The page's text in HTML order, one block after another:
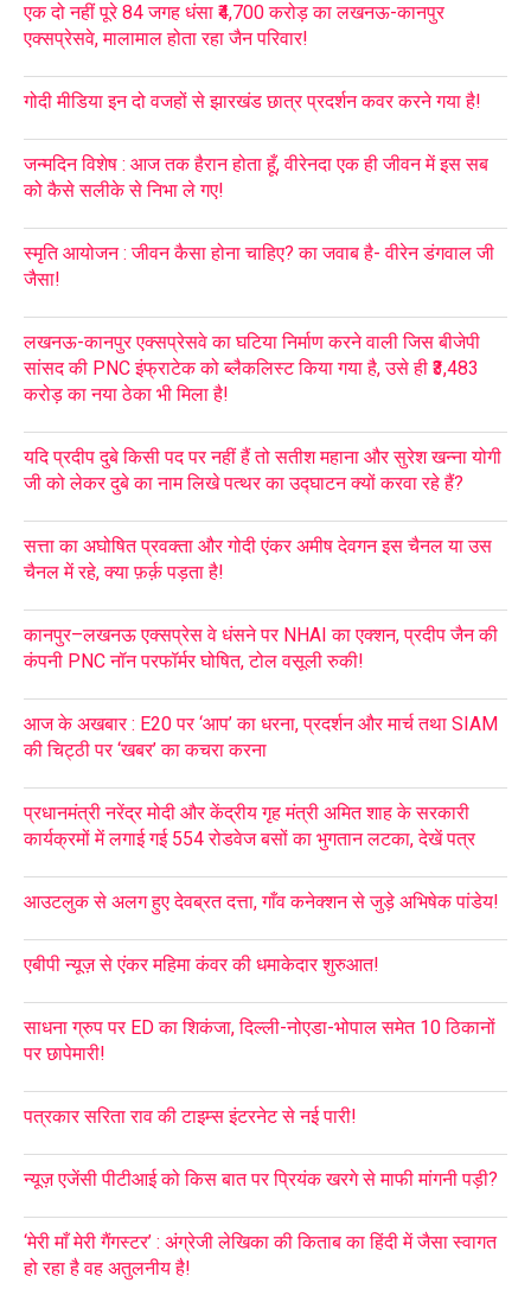
एक दो नहीं पूरे 84 जगह धंसा ₹4,700 करोड़ का लखनऊ-कानपुर
एक्सप्रेसवे, मालामाल होता रहा जैन परिवार!
गोदी मीडिया इन दो वजहों से झारखंड छात्र प्रदर्शन कवर करने गया है!
जन्मदिन विशेष : आज तक हैरान होता हूँ, वीरेनदा एक ही जीवन में इस सब
को कैसे सलीके से निभा ले गए!
स्मृति आयोजन : जीवन कैसा होना चाहिए? का जवाब है- वीरेन डंगवाल जी
जैसा!
लखनऊ-कानपुर एक्सप्रेसवे का घटिया निर्माण करने वाली जिस बीजेपी
सांसद की PNC इंफ्राटेक को ब्लैकलिस्ट किया गया है, उसे ही ₹3,483
करोड़ का नया ठेका भी मिला है!
यदि प्रदीप दुबे किसी पद पर नहीं हैं तो सतीश महाना और सुरेश खन्ना योगी
जी को लेकर दुबे का नाम लिखे पत्थर का उद्घाटन क्यों करवा रहे हैं?
सत्ता का अघोषित प्रवक्ता और गोदी एंकर अमीष देवगन इस चैनल या उस
चैनल में रहे, क्या फ़र्क़ पड़ता है!
कानपुर–लखनऊ एक्सप्रेस वे धंसने पर NHAI का एक्शन, प्रदीप जैन की
कंपनी PNC नॉन परफॉर्मर घोषित, टोल वसूली रुकी!
आज के अखबार : E20 पर ‘आप’ का धरना, प्रदर्शन और मार्च तथा SIAM
की चिट्ठी पर ‘खबर’ का कचरा करना
प्रधानमंत्री नरेंद्र मोदी और केंद्रीय गृह मंत्री अमित शाह के सरकारी
कार्यक्रमों में लगाई गई 554 रोडवेज बसों का भुगतान लटका, देखें पत्र
आउटलुक से अलग हुए देवब्रत दत्ता, गाँव कनेक्शन से जुड़े अभिषेक पांडेय!
एबीपी न्यूज़ से एंकर महिमा कंवर की धमाकेदार शुरुआत!
साधना ग्रुप पर ED का शिकंजा, दिल्ली-नोएडा-भोपाल समेत 10 ठिकानों
पर छापेमारी!
पत्रकार सरिता राव की टाइम्स इंटरनेट से नई पारी!
न्यूज़ एजेंसी पीटीआई को किस बात पर प्रियंक खरगे से माफी मांगनी पड़ी?
‘मेरी माँ मेरी गैंगस्टर’ : अंग्रेजी लेखिका की किताब का हिंदी में जैसा स्वागत
हो रहा है वह अतुलनीय है!